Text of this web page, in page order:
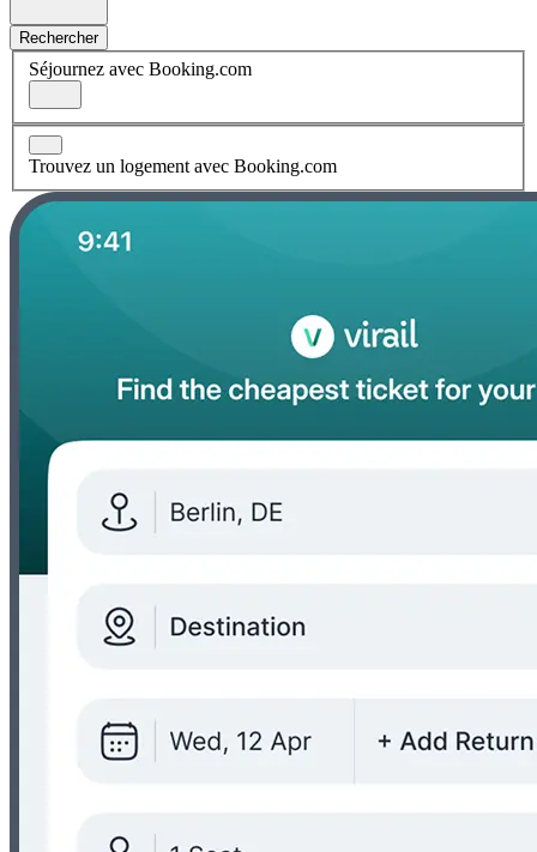
Rechercher
Séjournez avec Booking.com
Trouvez un logement avec Booking.com